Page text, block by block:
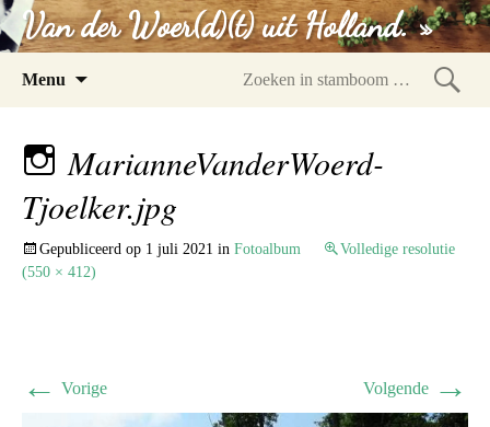
Van der Woer(d)(t) uit Holland. »
Menu
MarianneVanderWoerd-
Tjoelker.jpg
Gepubliceerd op 1 juli 2021 in Fotoalbum
Volledige resolutie
(550 × 412)
← Vorige Volgende →